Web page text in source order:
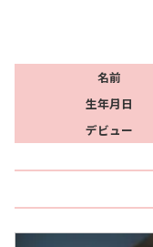
名前
生年月日
デビュー